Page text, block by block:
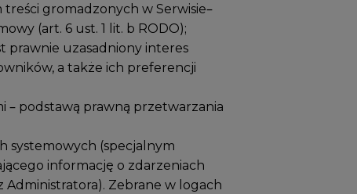
gromadzonych w Serwisie–
(art. 6 ust. 1 lit. b RODO);
prawnie uzasadniony interes
a także ich preferencji
– podstawą prawną przetwarzania
systemowych (specjalnym
informację o zdarzeniach
Administratora). Zebrane w logach